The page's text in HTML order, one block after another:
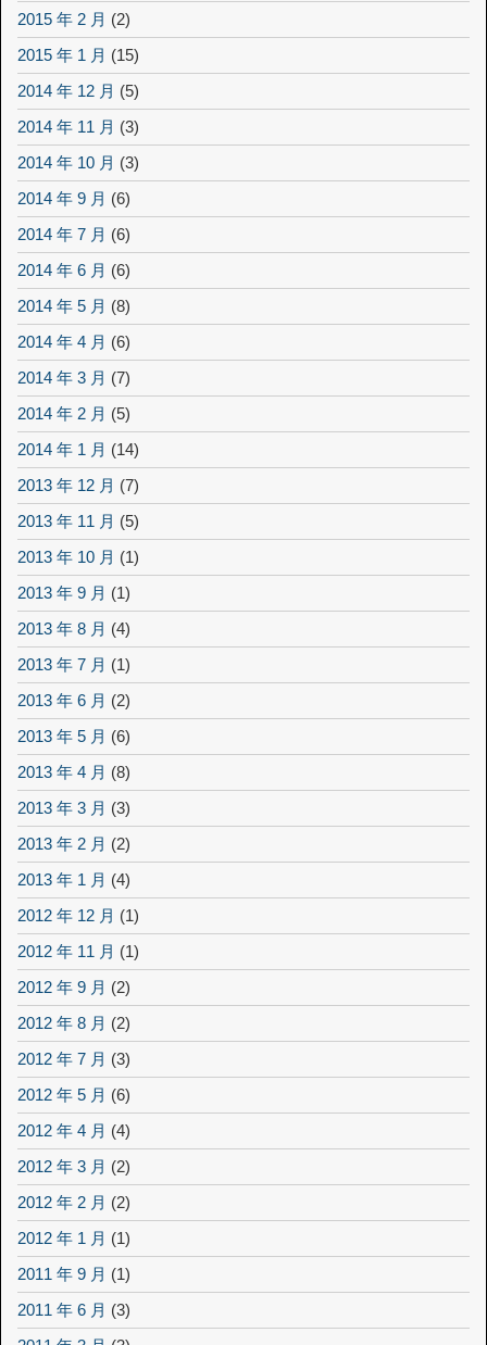
2015 年 2 月 (2)
2015 年 1 月 (15)
2014 年 12 月 (5)
2014 年 11 月 (3)
2014 年 10 月 (3)
2014 年 9 月 (6)
2014 年 7 月 (6)
2014 年 6 月 (6)
2014 年 5 月 (8)
2014 年 4 月 (6)
2014 年 3 月 (7)
2014 年 2 月 (5)
2014 年 1 月 (14)
2013 年 12 月 (7)
2013 年 11 月 (5)
2013 年 10 月 (1)
2013 年 9 月 (1)
2013 年 8 月 (4)
2013 年 7 月 (1)
2013 年 6 月 (2)
2013 年 5 月 (6)
2013 年 4 月 (8)
2013 年 3 月 (3)
2013 年 2 月 (2)
2013 年 1 月 (4)
2012 年 12 月 (1)
2012 年 11 月 (1)
2012 年 9 月 (2)
2012 年 8 月 (2)
2012 年 7 月 (3)
2012 年 5 月 (6)
2012 年 4 月 (4)
2012 年 3 月 (2)
2012 年 2 月 (2)
2012 年 1 月 (1)
2011 年 9 月 (1)
2011 年 6 月 (3)